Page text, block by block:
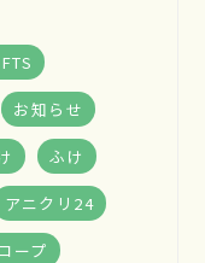
お知らせ
ふけ
アニクリ24
ープ